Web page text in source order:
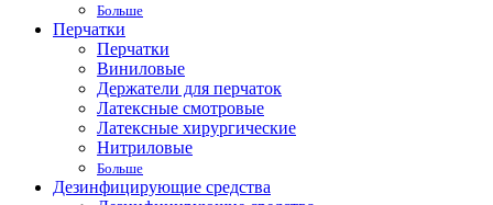
Больше
Перчатки
Перчатки
Виниловые
Держатели для перчаток
Латексные смотровые
Латексные хирургические
Нитриловые
Больше
Дезинфицирующие средства